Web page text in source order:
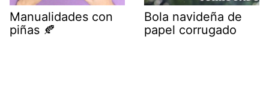
Manualidades con
piñas 🍂
Bola navideña de
papel corrugado